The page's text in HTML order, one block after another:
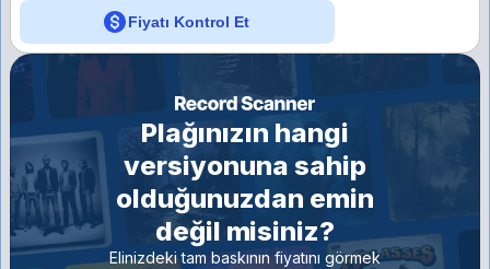
Fiyatı Kontrol Et
Plağınızın hangi
versiyonuna sahip
olduğunuzdan emin
değil misiniz?
Elinizdeki tam baskının fiyatını görmek